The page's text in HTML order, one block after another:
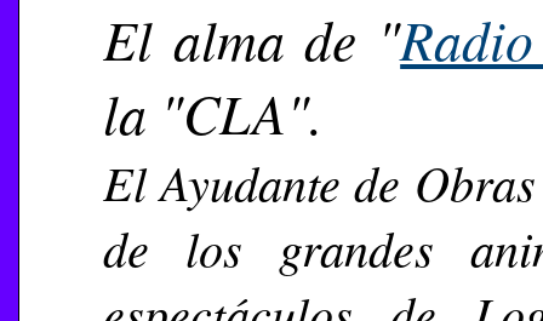
El alma de "
la "CLA".
El Ayudante de
de los grandes